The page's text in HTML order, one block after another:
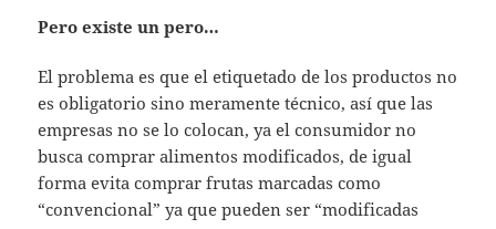
Pero existe un pero…
El problema es que el etiquetado de los productos no
es obligatorio sino meramente técnico, así que las
empresas no se lo colocan, ya el consumidor no
busca comprar alimentos modificados, de igual
forma evita comprar frutas marcadas como
“convencional” ya que pueden ser “modificadas